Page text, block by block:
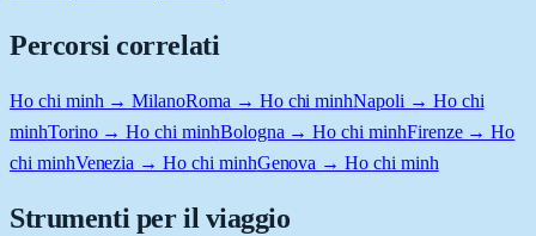
Percorsi correlati
Ho chi minh → MilanoRoma → Ho chi minhNapoli → Ho chi
minhTorino → Ho chi minhBologna → Ho chi minhFirenze → Ho
chi minhVenezia → Ho chi minhGenova → Ho chi minh
Strumenti per il viaggio